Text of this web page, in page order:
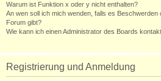
Warum ist Funktion x oder y nicht enthalten?
An wen soll ich mich wenden, falls es
Forum gibt?
Wie kann ich einen Administrator des Boards
Registrierung und Anmeldung